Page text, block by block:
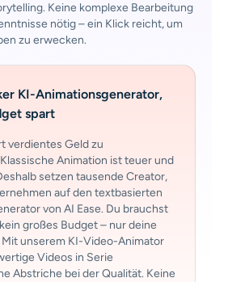
Keine komplexe Bearbeitung
nötig – ein Klick reicht, um
zu erwecken.
KI-Animationsgenerator,
spart
verdientes Geld zu
Animation ist teuer und
setzen tausende Creator,
auf den textbasierten
von AI Ease. Du brauchst
großes Budget – nur deine
unserem KI-Video-Animator
Videos in Serie
Abstriche bei der Qualität. Keine